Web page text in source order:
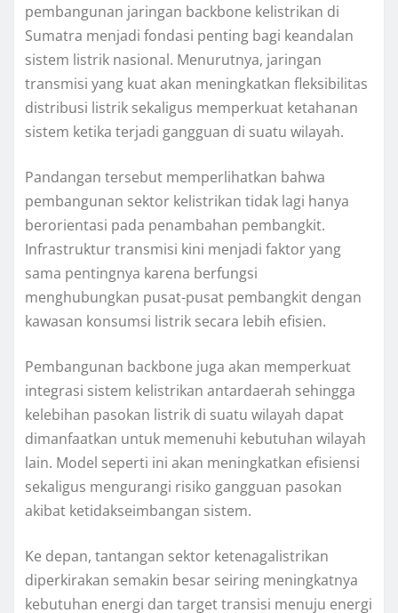
pembangunan jaringan backbone kelistrikan di
Sumatra menjadi fondasi penting bagi keandalan
sistem listrik nasional. Menurutnya, jaringan
transmisi yang kuat akan meningkatkan fleksibilitas
distribusi listrik sekaligus memperkuat ketahanan
sistem ketika terjadi gangguan di suatu wilayah.
Pandangan tersebut memperlihatkan bahwa
pembangunan sektor kelistrikan tidak lagi hanya
berorientasi pada penambahan pembangkit.
Infrastruktur transmisi kini menjadi faktor yang
sama pentingnya karena berfungsi
menghubungkan pusat-pusat pembangkit dengan
kawasan konsumsi listrik secara lebih efisien.
Pembangunan backbone juga akan memperkuat
integrasi sistem kelistrikan antardaerah sehingga
kelebihan pasokan listrik di suatu wilayah dapat
dimanfaatkan untuk memenuhi kebutuhan wilayah
lain. Model seperti ini akan meningkatkan efisiensi
sekaligus mengurangi risiko gangguan pasokan
akibat ketidakseimbangan sistem.
Ke depan, tantangan sektor ketenagalistrikan
diperkirakan semakin besar seiring meningkatnya
kebutuhan energi dan target transisi menuju energi